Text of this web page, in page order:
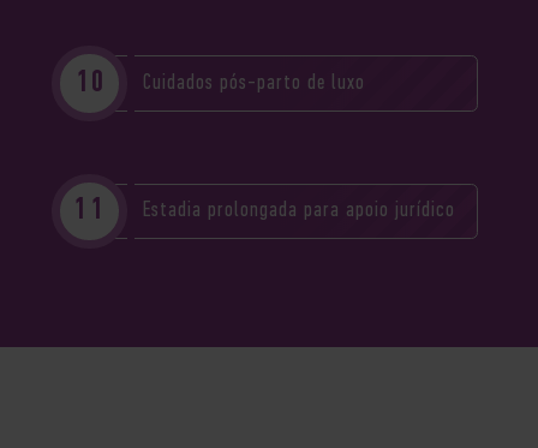
Cuidados pós-parto de luxo
Estadia prolongada para apoio jurídico